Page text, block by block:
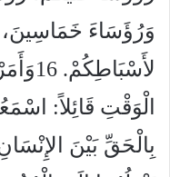
وَرُؤَسَاءَ
الْوَقْتِ قَائِلاً: